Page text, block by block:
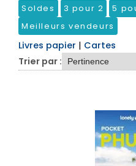
Soldes 3 pour 2
5
Meilleurs vendeurs
Livres papier | Cartes
Trier par :